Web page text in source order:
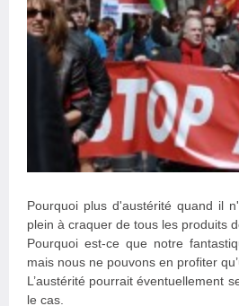
Pourquoi plus d'austérité quand il
plein à craquer de tous les produits
Pourquoi est-ce que notre
mais nous ne pouvons en profiter
L’austérité pourrait éventuellement
le cas.